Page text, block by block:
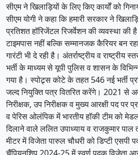
सीएम ने खिलाड़ियों के लिए किए कार्यों को
सीएम योगी ने कहा कि हमारी सरकार ने
प्रतिशत हॉरिजेंटल रिजर्वेशन की व्यवस्था
टाइमपास नहीं बल्कि सम्मानजक कैरियर बन
गारंटी भी दे रही है। अंतर्राष्ट्रीय व राष्ट्रीय
भर्ती के माध्यम से यूपी पुलिस व शासन के
गया है। स्पोट्र्स कोटे के तहत 546 नई भर्ती
जल्द नियुक्ति पत्र वितरित करेंगे। 2021 से
निरीक्षक, उप निरीक्षक व मुख्य आरक्षी पद पर
व पेरिस ओलंपिक में भारतीय हॉकी टीम को
दिलाने वाले ललित उपाध्याय व राजकुमार
मीटर में विजेता पारुल चौधरी को डिप्टी एसपी